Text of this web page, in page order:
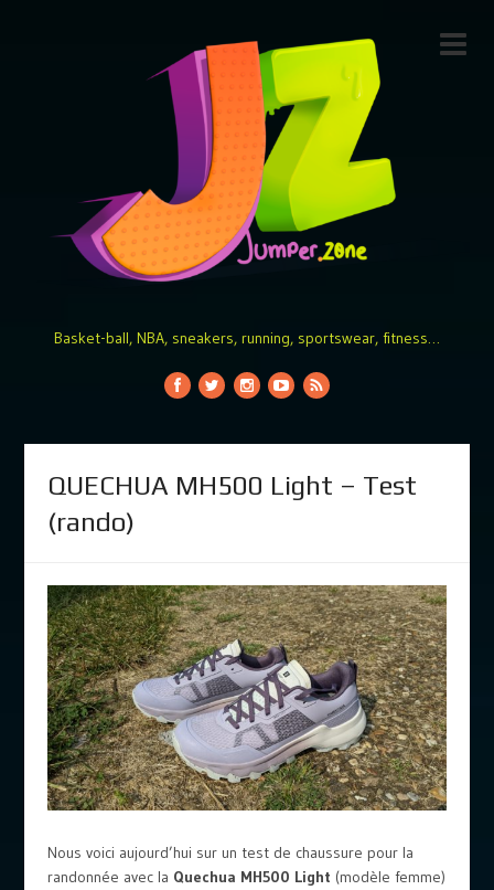
Basket-ball, NBA, sneakers, running, sportswear, fitness…
QUECHUA MH500 Light – Test
(rando)
Nous voici aujourd’hui sur un test de chaussure pour la
randonnée avec la Quechua MH500 Light (modèle femme)